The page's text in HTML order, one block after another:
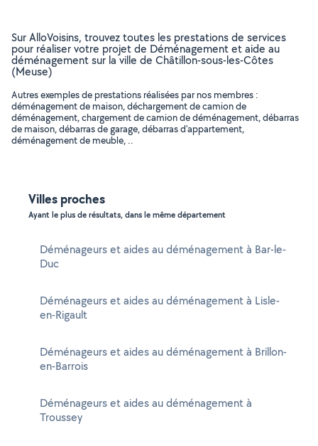
Sur AlloVoisins, trouvez toutes les prestations de services
pour réaliser votre projet de Déménagement et aide au
déménagement sur la ville de Châtillon-sous-les-Côtes
(Meuse)
Autres exemples de prestations réalisées par nos membres :
déménagement de maison, déchargement de camion de
déménagement, chargement de camion de déménagement, débarras
de maison, débarras de garage, débarras d'appartement,
déménagement de meuble, ..
Villes proches
Ayant le plus de résultats, dans le même département
Déménageurs et aides au déménagement à Bar-le-
Duc
Déménageurs et aides au déménagement à Lisle-
en-Rigault
Déménageurs et aides au déménagement à Brillon-
en-Barrois
Déménageurs et aides au déménagement à
Troussey